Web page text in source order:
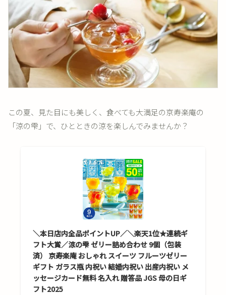
この夏、見た目にも美しく、食べても大満足の京寿楽庵の
「涼の雫」で、ひとときの涼を楽しんでみませんか？
＼本日店内全品ポイントUP／＼楽天1位★連続ギ
フト大賞／涼の雫 ゼリー詰め合わせ 9個（包装
済） 京寿楽庵 おしゃれ スイーツ フルーツゼリー
ギフト ガラス瓶 内祝い 結婚内祝い 出産内祝い メ
ッセージカード無料 名入れ 贈答品 JGS 母の日ギ
フト2025